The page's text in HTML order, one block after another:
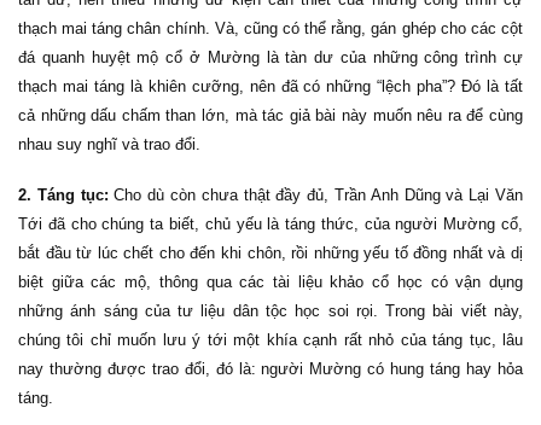
thạch mai táng chân chính. Và, cũng có thể rằng, gán ghép cho các cột
đá quanh huyệt mộ cổ ở Mường là tàn dư của những công trình cự
thạch mai táng là khiên cưỡng, nên đã có những “lệch pha”? Đó là tất
cả những dấu chấm than lớn, mà tác giả bài này muốn nêu ra để cùng
nhau suy nghĩ và trao đổi.
2. Táng tục: Cho dù còn chưa thật đầy đủ, Trần Anh Dũng và Lại Văn
Tới đã cho chúng ta biết, chủ yếu là táng thức, của người Mường cổ,
bắt đầu từ lúc chết cho đến khi chôn, rồi những yếu tố đồng nhất và dị
biệt giữa các mộ, thông qua các tài liệu khảo cổ học có vận dụng
những ánh sáng của tư liệu dân tộc học soi rọi. Trong bài viết này,
chúng tôi chỉ muốn lưu ý tới một khía cạnh rất nhỏ của táng tục, lâu
nay thường được trao đổi, đó là: người Mường có hung táng hay hỏa
táng.